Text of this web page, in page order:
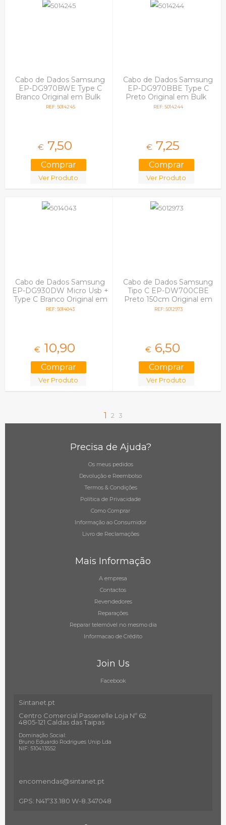
Cabo de Dados Samsung
EP-DG970BWE Type C
Branco Original em Bulk
REF: 5014245
€ 7,50
Ver Produto
Cabo de Dados Samsung
EP-DG970BBE Type C
Preto Original em Bulk
REF: 5014244
€ 7,25
Ver Produto
Cabo de Dados Samsung
EP-DG930DW Micro Usb +
Type C Branco Original em
Bulk
REF: 5014043
€ 10,90
Ver Produto
Cabo de Dados Samsung
Tipo C EP-DW700CBE
Preto 150cm Original em
Bulk
REF: 5012973
€ 6,50
Ver Produto
1 2 3
Precisa de Ajuda?
Os meus pedidos
Devolução e Reembolso
Termos & Condições
Política de Privacidade
Como Comprar
Informação ao Consumidor
Livro de Reclamações
Mais Informação
A empresa
Contactos
Revendedores
Reparações
Reparar telemóvel no mesmo dia
Informacao de Crédito
Join Us
Facebook
Sintanet.pt
Centro Comercial Passerelle Loja Nº 62
4805-121 Caldas das Taipas
Dominação Social:
Bruno Eduardo Rodrigues Unip Lda
NIF: 510413552
encomendas@sintanet .pt
GPS: N41º33.180 W-8.347048